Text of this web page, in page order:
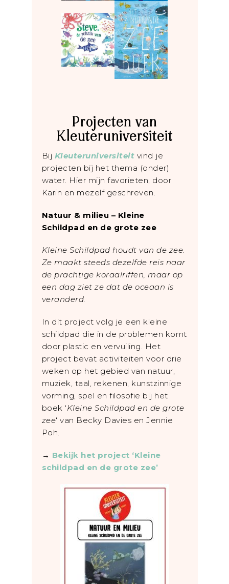
Projecten van
Kleuteruniversiteit
Bij Kleuteruniversiteit vind je
projecten bij het thema (onder)
water. Hier mijn favorieten, door
Karin en mezelf geschreven.
Natuur & milieu – Kleine
Schildpad en de grote zee
Kleine Schildpad houdt van de zee.
Ze maakt steeds dezelfde reis naar
de prachtige koraalriffen, maar op
een dag ziet ze dat de oceaan is
veranderd.
In dit project volg je een kleine
schildpad die in de problemen komt
door plastic en vervuiling. Het
project bevat activiteiten voor drie
weken op het gebied van natuur,
muziek, taal, rekenen, kunstzinnige
vorming, spel en filosofie bij het
boek ‘Kleine Schildpad en de grote
zee‘ van Becky Davies en Jennie
Poh.
→ Bekijk het project ‘Kleine
schildpad en de grote zee’